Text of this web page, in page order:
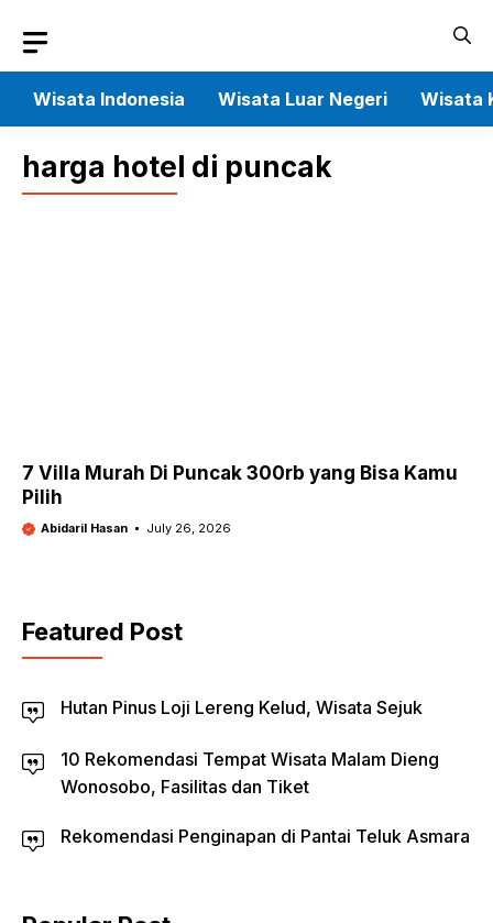
content
Wisata Indonesia
Wisata Luar Negeri Wisata
harga hotel di puncak
7 Villa Murah Di Puncak 300rb yang Bisa Kamu
Pilih
Abidaril Hasan July 26, 2026
Featured Post
Hutan Pinus Loji Lereng Kelud, Wisata Sejuk
10 Rekomendasi Tempat Wisata Malam Dieng
Wonosobo, Fasilitas dan Tiket
Rekomendasi Penginapan di Pantai Teluk Asmara